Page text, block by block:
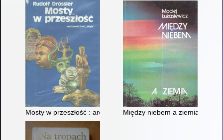
Mosty w przeszłość : archeologiczne sensacje ostatnich lat
Między niebem a ziemią